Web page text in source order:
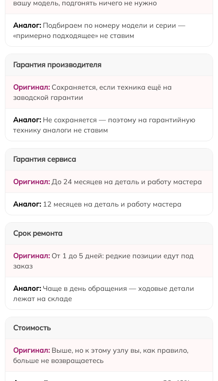
вашу модель, подгонять ничего не нужно
Подбираем по номеру модели и серии —
«примерно подходящее» не ставим
Гарантия производителя
Сохраняется, если техника ещё на
заводской гарантии
Не сохраняется — поэтому на гарантийную
технику аналоги не ставим
Гарантия сервиса
До 24 месяцев на деталь и работу мастера
12 месяцев на деталь и работу мастера
Срок ремонта
От 1 до 5 дней: редкие позиции едут под
заказ
Чаще в день обращения — ходовые детали
лежат на складе
Стоимость
Выше, но к этому узлу вы, как правило,
больше не возвращаетесь